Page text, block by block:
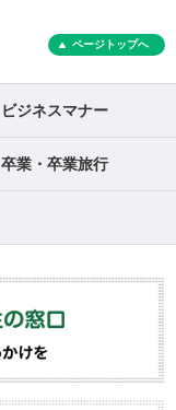
ページトップへ
ビジネスマナー
卒業・卒業旅行